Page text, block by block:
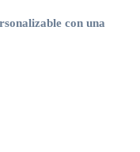
con una